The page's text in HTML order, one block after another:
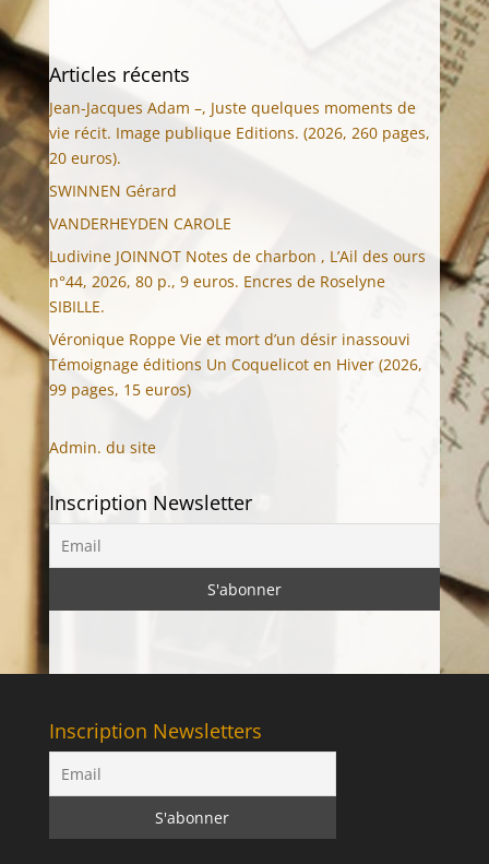
Articles récents
Jean-Jacques Adam –, Juste quelques moments de
vie récit. Image publique Editions. (2026, 260 pages,
20 euros).
SWINNEN Gérard
VANDERHEYDEN CAROLE
Ludivine JOINNOT Notes de charbon , L’Ail des ours
n°44, 2026, 80 p., 9 euros. Encres de Roselyne
SIBILLE.
Véronique Roppe Vie et mort d’un désir inassouvi
Témoignage éditions Un Coquelicot en Hiver (2026,
99 pages, 15 euros)
Admin. du site
Inscription Newsletter
Inscription Newsletters